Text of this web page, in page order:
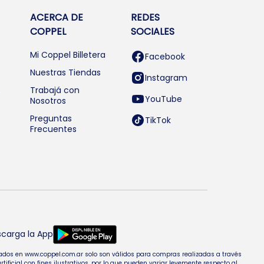
ACERCA DE
COPPEL
Mi Coppel Billetera
Nuestras Tiendas
Trabajá con
Nosotros
Preguntas
Frecuentes
REDES
SOCIALES
Facebook
Instagram
YouTube
TikTok
la App
en www.coppel.com.ar solo son válidos para compras realizadas a través